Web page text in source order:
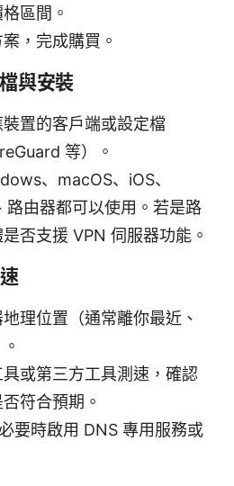
區間。
，完成購買。
與安裝
置的客戶端或設定檔
等）。
、macOS、iOS、
由器都可以使用。若是路
否支援 VPN 伺服器功能。
理位置（通常離你最近、
或第三方工具測速，確認
符合預期。
要時啟用 DNS 專用服務或